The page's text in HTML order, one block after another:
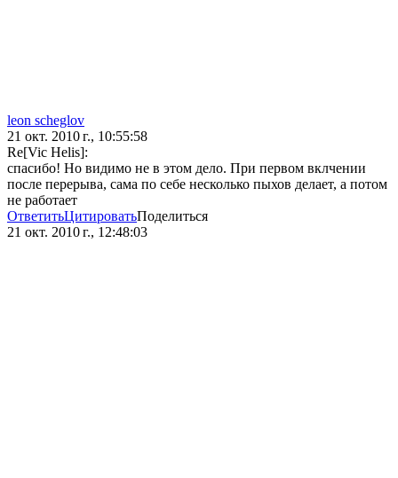
leon scheglov
21 окт. 2010 г., 10:55:58
Re[Vic Hеlis]:
спасибо! Но видимо не в этом дело. При первом вклчении
после перерыва, сама по себе несколько пыхов делает, а потом
не работает
ОтветитьЦитироватьПоделиться
21 окт. 2010 г., 12:48:03